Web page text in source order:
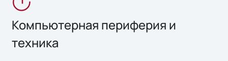
Компьютерная периферия и
техника